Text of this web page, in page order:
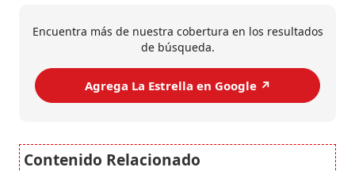
Encuentra más de nuestra cobertura en los resultados
de búsqueda.
Agrega La Estrella en Google ↗️